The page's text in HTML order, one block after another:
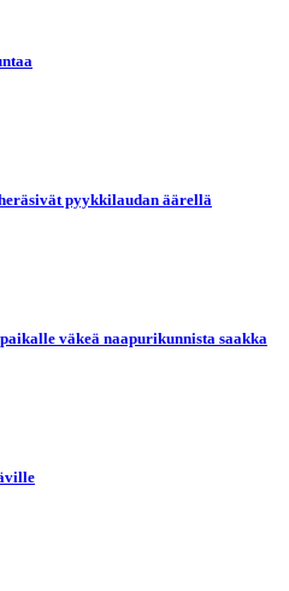
pyykkilaudan äärellä
väkeä naapurikunnista saakka